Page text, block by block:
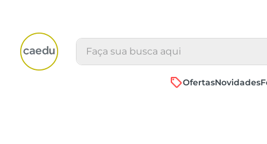
Faça sua busca aqui
OfertasNovidades